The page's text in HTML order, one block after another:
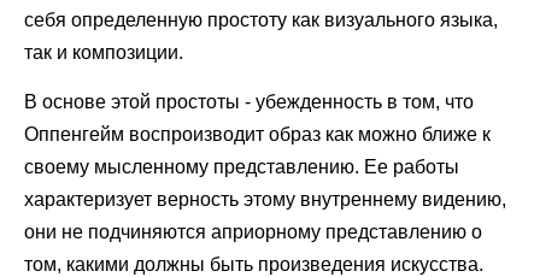
себя определенную простоту как визуального языка,
так и композиции.
В основе этой простоты - убежденность в том, что
Оппенгейм воспроизводит образ как можно ближе к
своему мысленному представлению. Ее работы
характеризует верность этому внутреннему видению,
они не подчиняются априорному представлению о
том, какими должны быть произведения искусства.